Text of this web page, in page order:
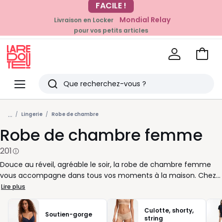
EN CE MOMENT
-20% dès 39€*
sur la mode
Livraison en Locker Mondial Relay
pour vos petits articles
Menu
Redoute
Rechercher
Derniers
articles
vus
Voir
... Lingerie Robe de chambre
Robe de chambre femme
201
Douce au réveil, agréable le soir, la robe de chambre femme
vous accompagne dans tous vos moments à la maison. Chez
La Redoute, nous vous aidons à choisir le modèle qui
correspond à votre rythme et à vos envies. Pour l’hiver, misez
sur une robe de chambre polaire ou en maille chaude, idéale
quand les températures baissent. Si vous cherchez plus de
Lire plus
Soutien-gorge
Culotte, shorty,
string